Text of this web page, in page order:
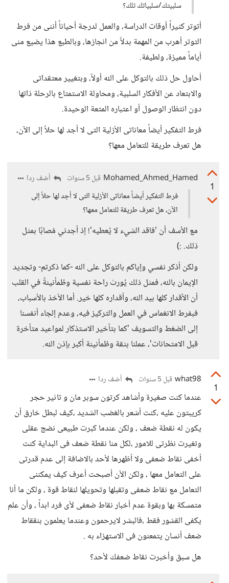
سلبيتك/سلبياتك تلك؟
أتوتر كثيراً أوقات الدراسة، والعمل لدرجة أحياناً أننى من فرط
التوتر أهرب من المهمة بدلاً من انجازها، وبالطبع هذا يضيع منى
أياماً مميزة، ولطيفة.
أحاول حل ذلك بالتوكل على الله أولاً، وبتغيير معتقداتى
والابتعاد عن الأفكار السلبية، ومحاولة الاستمتاع بالرحلة ذاتها
دون انتظار الوصول أو اعتباره المتعة الوحيدة.
فرط التفكير أيضاً معاناتى الأزلية التى لا أجد لها حلاً إلى الآن،
هل تعرف طريقة للتعامل معها؟
1
Mohamed_Ahmed_Hamed قبل 5 سنوات
أضف ردا
فرط التفكير أيضاً معاناتى الأزلية التى لا أجد لها حلاً إلى
الآن، هل تعرف طريقة للتعامل معها؟
مع الأسف أن 'فاقد الشيء لا يُعطيه'! إذ أجدني مُصابًا بمثل
ذلك. :)
ولكن أذكر نفسي وإياكم بالتوكل على الله -كما ذكرتم- وتجديد
الإيمان بالله، فمثل ذلك يُورث راحة نفسية وطُمأنينةً في القلب
أن الأقدار كلها بيد الله، وأقداره كلها خير. أما الأخذ بالأسباب،
فبفرط الانغماس في العمل والتركيز فيه، وعدم إلجاء أنفسنا
إلى الضغط والتسويف 'كما بتأخير الاستذكار لمواعيد متأخرة
قبل الامتحانات'، عملنا بثقة وطُمأنينة أكبر بإذن الله.
1
what98 قبل 5 سنوات أضف ردا
عندما كنت صغيرة وأشاهد كرتون سوبر مان و تاثير حجر
كريبتون عليه ،كنت أشعر بالغضب الشديد ،كيف لبطل خارق أن
يكون له نقطة ضعف ، ولكن عندما كبرت طبيعى نضج عقلى
وتغيرت نظرتى للامور ،لكل منا نقطة ضعف فى البداية كنت
أخفى نقاط ضعفى ولا أظهرها لأحد بالاضافة إلى عدم قدرتى
على التعامل معها ، ولكن الأن أصبحت أعرف كيف يمكننى
التعامل مع نقاط ضعفى وتقبلها وتحويلها لنقاط قوة ، ولكن ما أنا
متمسكة بها وبقوة عدم أخبار نقاط ضعفى لأى فرد ابداً ، وأن علم
يكفى القشور فقط ،فالبشر لايرحمون وعندما يعلمون بنققاط
ضعف أنسان يتمعنون فى الاستهزاء به .
هل سبق وأخبرت نقاط ضعفك لأحد؟